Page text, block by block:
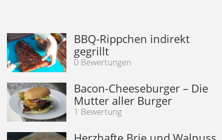
BBQ-Rippchen indirekt
gegrillt
0 Bewertungen
Bacon-Cheeseburger – Die
Mutter aller Burger
1 Bewertung